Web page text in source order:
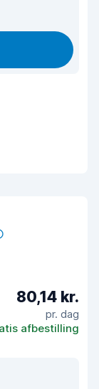
80,14 kr.
pr. dag
afbestilling